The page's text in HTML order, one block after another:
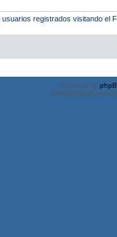
registrados visitando el
Powered by
Traducción al